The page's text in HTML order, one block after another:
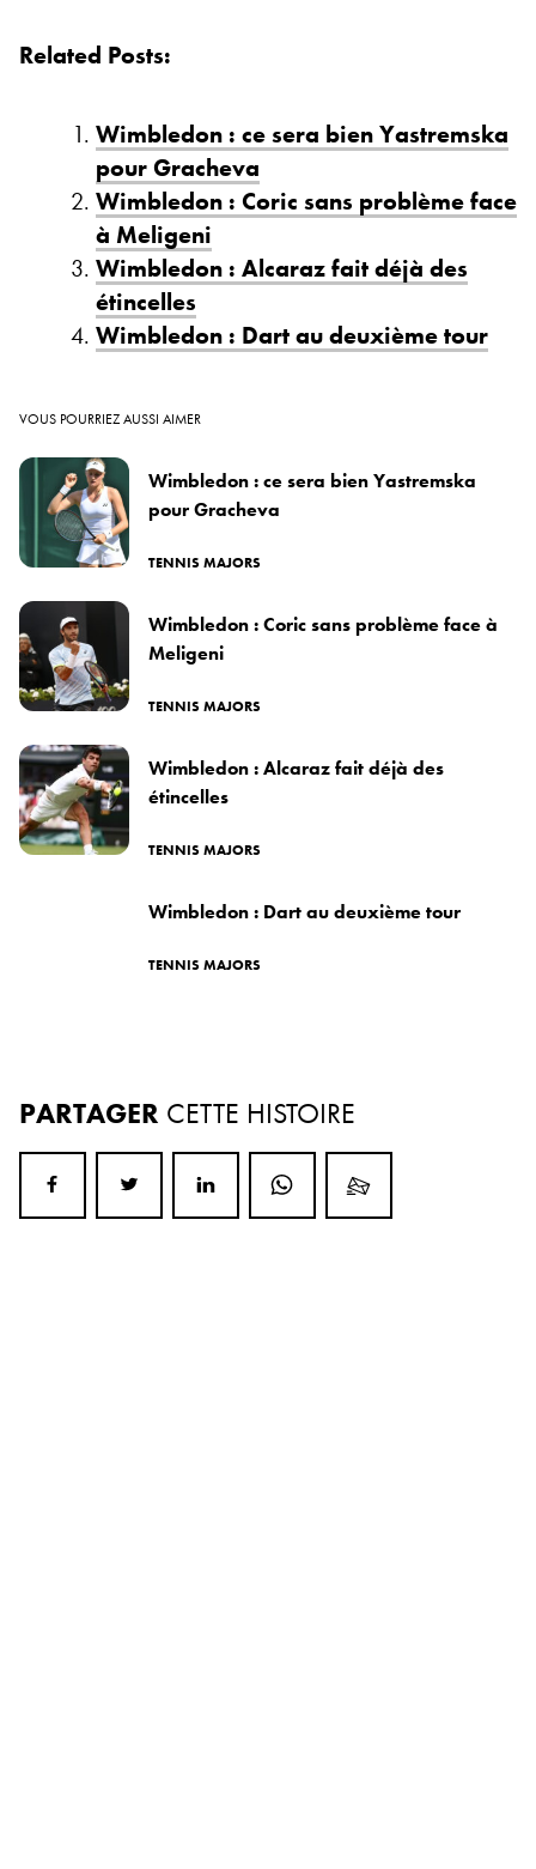
Related Posts:
Wimbledon : ce sera bien Yastremska
pour Gracheva
Wimbledon : Coric sans problème face
à Meligeni
Wimbledon : Alcaraz fait déjà des
étincelles
Wimbledon : Dart au deuxième tour
VOUS POURRIEZ AUSSI AIMER
Wimbledon : ce sera bien Yastremska
pour Gracheva
TENNIS MAJORS
Wimbledon : Coric sans problème face à
Meligeni
TENNIS MAJORS
Wimbledon : Alcaraz fait déjà des
étincelles
TENNIS MAJORS
Wimbledon : Dart au deuxième tour
TENNIS MAJORS
PARTAGER CETTE HISTOIRE